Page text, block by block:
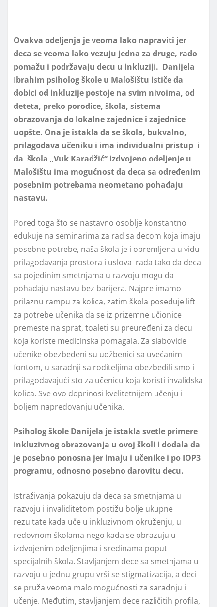
Ovakva odeljenja je veoma lako napraviti jer
deca se veoma lako vezuju jedna za druge, rado
pomažu i podržavaju decu u inkluziji. Danijela
Ibrahim psiholog škole u Malošištu ističe da
dobici od inkluzije postoje na svim nivoima, od
deteta, preko porodice, škola, sistema
obrazovanja do lokalne zajednice i zajednice
uopšte. Ona je istakla da se škola, bukvalno,
prilagođava učeniku i ima individualni pristup i
da škola „Vuk Karadžić“ izdvojeno odeljenje u
Malošištu ima mogućnost da deca sa određenim
posebnim potrebama neometano pohađaju
nastavu.
Pored toga što se nastavno osoblјe konstantno
edukuje na seminarima za rad sa decom koja imaju
posebne potrebe, naša škola je i opremlјena u vidu
prilagođavanja prostora i uslova rada tako da deca
sa pojedinim smetnjama u razvoju mogu da
pohađaju nastavu bez barijera. Najpre imamo
prilaznu rampu za kolica, zatim škola poseduje lift
za potrebe učenika da se iz prizemne učionice
premeste na sprat, toaleti su preuređeni za decu
koja koriste medicinska pomagala. Za slabovide
učenike obezbeđeni su udžbenici sa uvećanim
fontom, u saradnji sa roditelјima obezbedili smo i
prilagođavajući sto za učenicu koja koristi invalidska
kolica. Sve ovo doprinosi kvelitetnijem učenju i
bolјem napredovanju učenika.
Psiholog škole Danijela je istakla svetle primere
inkluzivnog obrazovanja u ovoj školi i dodala da
je posebno ponosna jer imaju i učenike i po IOP3
programu, odnosno posebno darovitu decu.
Istraživanja pokazuju da deca sa smetnjama u
razvoju i invaliditetom postižu bolјe ukupne
rezultate kada uče u inkluzivnom okruženju, u
redovnom školama nego kada se obrazuju u
izdvojenim odelјenjima i sredinama poput
specijalnih škola. Stavlјanjem dece sa smetnjama u
razvoju u jednu grupu vrši se stigmatizacija, a deci
se pruža veoma malo mogućnosti za saradnju i
učenje. Međutim, stavlјanjem dece različitih profila,